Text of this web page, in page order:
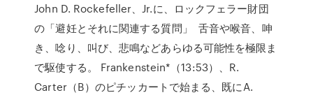
John D. Rockefeller、Jr.に、ロックフェラー財団
の「避妊とそれに関連する質問」 舌音や喉音、呻
き、唸り、叫び、悲鳴などあらゆる可能性を極限ま
で駆使する。 Frankenstein*（13:53）、R.
Carter（B）のピチッカートで始まる、既にA.